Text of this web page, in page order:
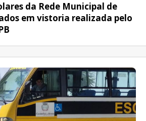
da Rede Municipal de
em vistoria realizada pelo